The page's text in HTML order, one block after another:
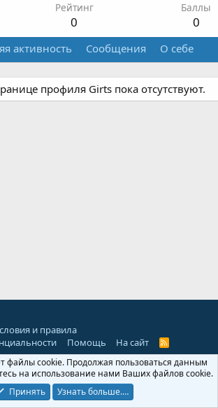
Рейтинг
0
Баллы
0
активность Сообщения О себе
профиля Girts пока отсутствуют.
и правила
Помощь На сайт
R
S
файлы cookie. Продолжая пользоваться данным
на использование нами Ваших файлов cookie.
Принять
Узнать больше.…